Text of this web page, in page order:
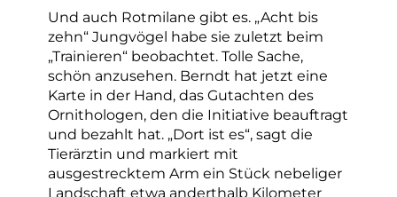
Und auch Rotmilane gibt es. „Acht bis
zehn“ Jungvögel habe sie zuletzt beim
„Trainieren“ beobachtet. Tolle Sache,
schön anzusehen. Berndt hat jetzt eine
Karte in der Hand, das Gutachten des
Ornithologen, den die Initiative beauftragt
und bezahlt hat. „Dort ist es“, sagt die
Tierärztin und markiert mit
ausgestrecktem Arm ein Stück nebeliger
Landschaft etwa anderthalb Kilometer